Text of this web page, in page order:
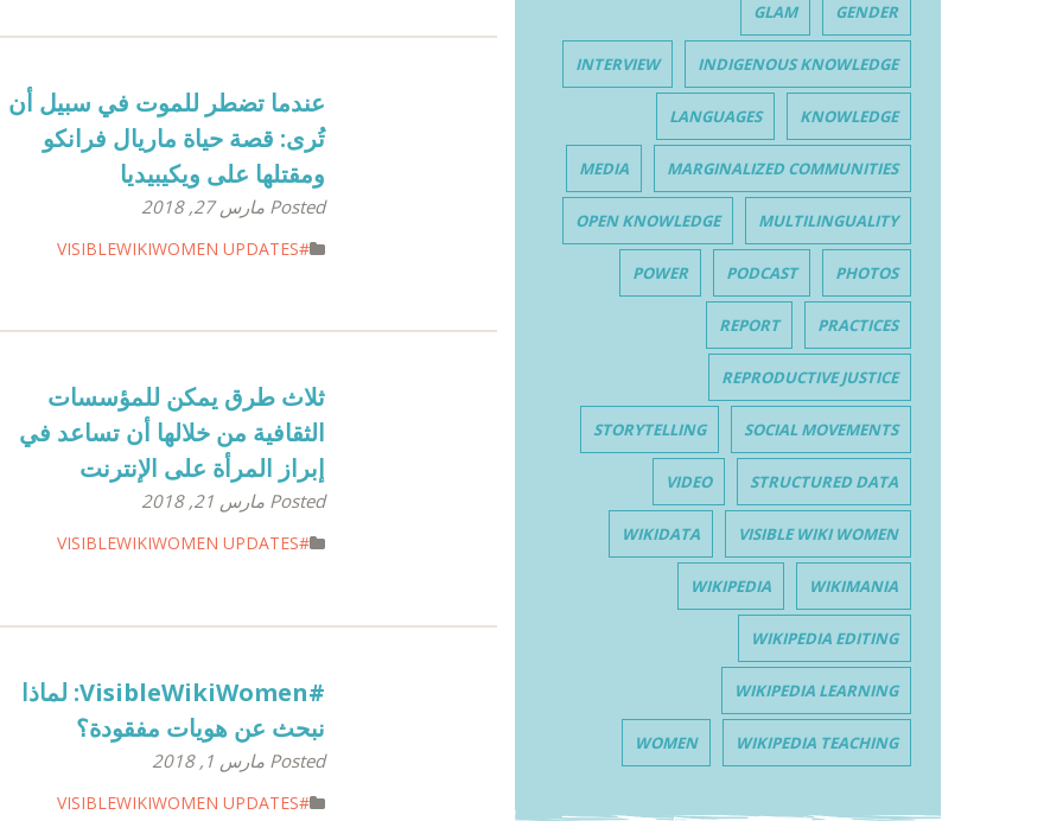
عندما تضطر للموت في سبيل أن
تُرى: قصة حياة ماريال فرانكو
ومقتلها على ويكيبيديا
Posted مارس 27, 2018
#VISIBLEWIKIWOMEN UPDATES
ثلاث طرق يمكن للمؤسسات
الثقافية من خلالها أن تساعد في
إبراز المرأة على الإنترنت
Posted مارس 21, 2018
#VISIBLEWIKIWOMEN UPDATES
#VisibleWikiWomen: لماذا
نبحث عن هويات مفقودة؟
Posted مارس 1, 2018
#VISIBLEWIKIWOMEN UPDATES
GENDER
GLAM
INDIGENOUS KNOWLEDGE
INTERVIEW
KNOWLEDGE
LANGUAGES
MARGINALIZED COMMUNITIES
MEDIA
MULTILINGUALITY
OPEN KNOWLEDGE
PHOTOS
PODCAST
POWER
PRACTICES
REPORT
REPRODUCTIVE JUSTICE
SOCIAL MOVEMENTS
STORYTELLING
STRUCTURED DATA
VIDEO
VISIBLE WIKI WOMEN
WIKIDATA
WIKIMANIA
WIKIPEDIA
WIKIPEDIA EDITING
WIKIPEDIA LEARNING
WIKIPEDIA TEACHING
WOMEN